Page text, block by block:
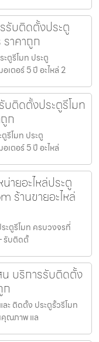
รับติดตั้งประตู
าคาถูก
ตูรีโมท ประตู
ตอร์ 5 ปี อะไหล่ 2
บติดตั้งประตูรีโมท
ก
รีโมท ประตู
ตอร์ 5 ปี อะไหล่
ายอะไหล่ประตู
ร้านขายอะไหล่
ะตูรีโมท ครบวงจรที่
รับติดตั้
น บริการรับติดตั้ง
ก
ะ ติดตั้ง ประตูรั้วรีโมท
คุณภาพ แล